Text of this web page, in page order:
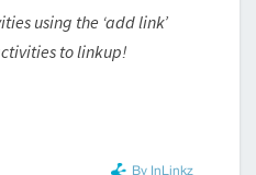
using the ‘add link’
to linkup!